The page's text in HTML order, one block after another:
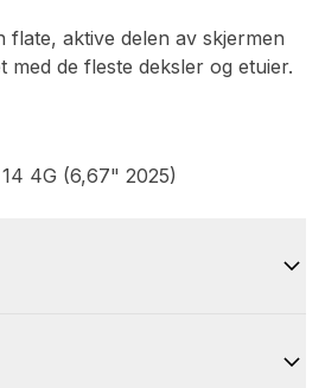
flate, aktive delen av skjermen
de fleste deksler og etuier.
4G (6,67" 2025)